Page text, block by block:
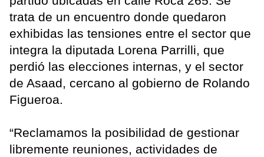
trata de un encuentro donde quedaron
exhibidas las tensiones entre el sector que
integra la diputada Lorena Parrilli, que
perdió las elecciones internas, y el sector
de Asaad, cercano al gobierno de Rolando
Figueroa.
“Reclamamos la posibilidad de gestionar
libremente reuniones, actividades de